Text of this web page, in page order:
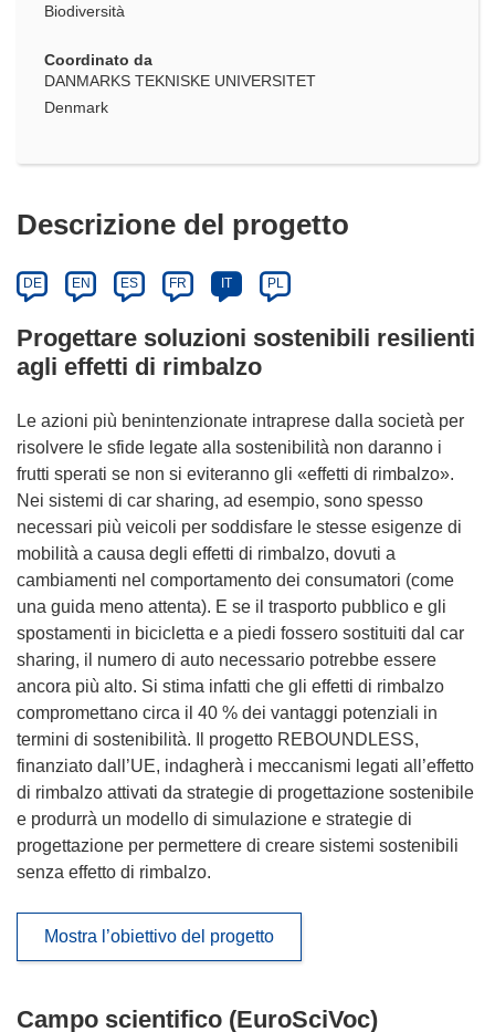
Biodiversità
Coordinato da
DANMARKS TEKNISKE UNIVERSITET
Denmark
Descrizione del progetto
DE EN ES FR IT PL
Progettare soluzioni sostenibili resilienti
agli effetti di rimbalzo
Le azioni più benintenzionate intraprese dalla società per
risolvere le sfide legate alla sostenibilità non daranno i
frutti sperati se non si eviteranno gli «effetti di rimbalzo».
Nei sistemi di car sharing, ad esempio, sono spesso
necessari più veicoli per soddisfare le stesse esigenze di
mobilità a causa degli effetti di rimbalzo, dovuti a
cambiamenti nel comportamento dei consumatori (come
una guida meno attenta). E se il trasporto pubblico e gli
spostamenti in bicicletta e a piedi fossero sostituiti dal car
sharing, il numero di auto necessario potrebbe essere
ancora più alto. Si stima infatti che gli effetti di rimbalzo
compromettano circa il 40 % dei vantaggi potenziali in
termini di sostenibilità. Il progetto REBOUNDLESS,
finanziato dall’UE, indagherà i meccanismi legati all’effetto
di rimbalzo attivati da strategie di progettazione sostenibile
e produrrà un modello di simulazione e strategie di
progettazione per permettere di creare sistemi sostenibili
senza effetto di rimbalzo.
Mostra l’obiettivo del progetto
Campo scientifico (EuroSciVoc)